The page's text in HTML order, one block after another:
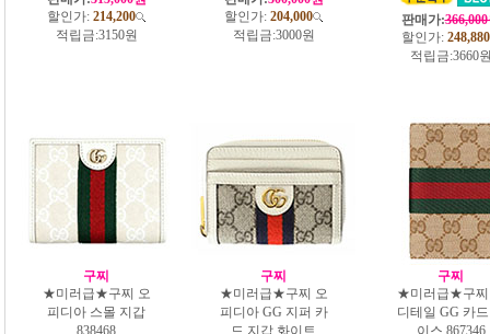
할인가: 214,200
적립금:3150원
할인가: 204,000
적립금:3000원
판매가:
할인가: 248,880
적립금:3660
구찌
★미러급★구찌 오
피디아 스몰 지갑
838468
구찌
★미러급★구찌 오
피디아 GG 지퍼 카
드 지갑 화이트
구찌
★미러급★구찌
디테일 GG 카
이스 867346